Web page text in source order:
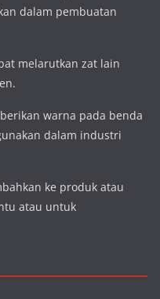
dalam pembuatan
melarutkan zat lain
warna pada benda
dalam industri
ke produk atau
atau untuk